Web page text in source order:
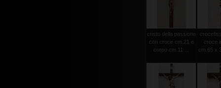
cristo della passione
con croce cm.21 e
corpo cm.11 ...
croce
cm.65 x